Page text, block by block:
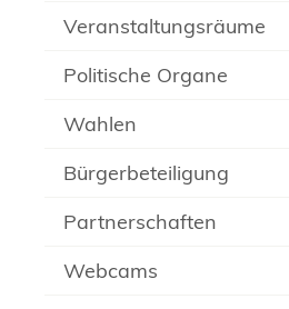
Veranstaltungsräume
Politische Organe
Wahlen
Bürgerbeteiligung
Partnerschaften
Webcams